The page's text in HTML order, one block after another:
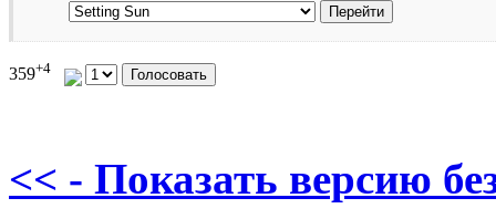
359+4
<< - Показать версию